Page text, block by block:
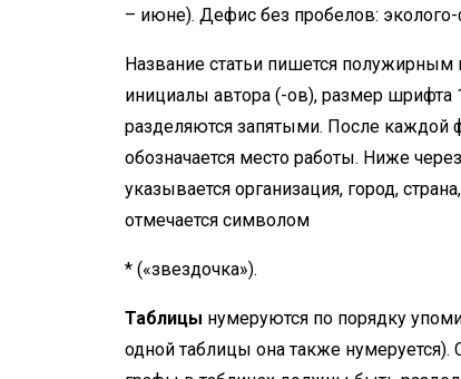
– июне). Дефис без пробелов: эколого-
Название статьи пишется
инициалы автора (-ов), размер шрифта
разделяются запятыми. После
обозначается место работы. Ниже
указывается организация, город,
отмечается символом
* («звездочка»).
Таблицы нумеруются по порядку
одной таблицы она также нумеруется).